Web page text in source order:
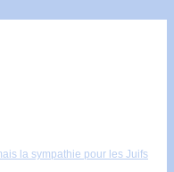
la sympathie pour les Juifs